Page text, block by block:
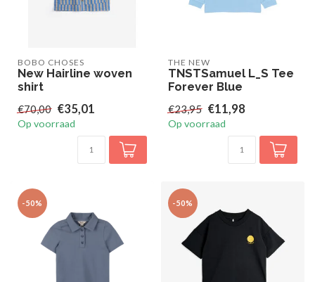
BOBO CHOSES
New Hairline woven
shirt
€70,00 €35,01
Op voorraad
THE NEW
TNSTSamuel L_S Tee
Forever Blue
€23,95 €11,98
Op voorraad
-50% -50%